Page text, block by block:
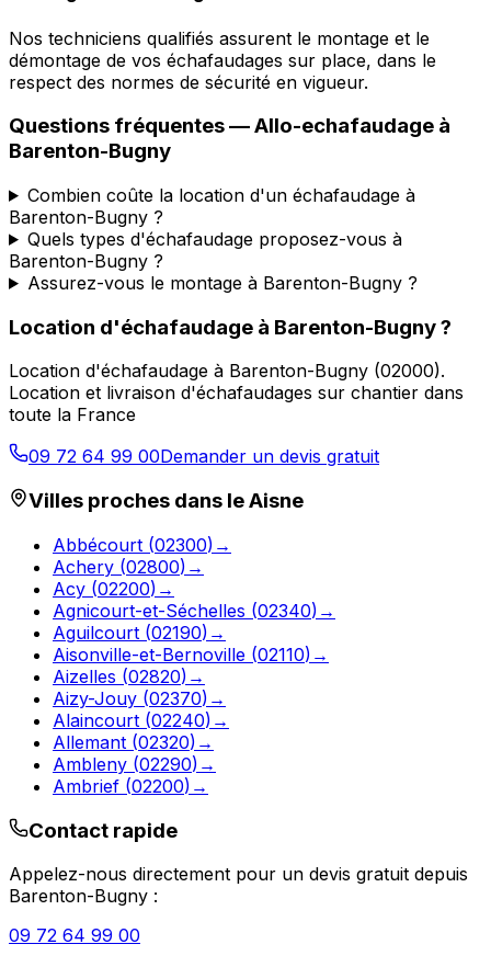
Nos techniciens qualifiés assurent le montage et le
démontage de vos échafaudages sur place, dans le
respect des normes de sécurité en vigueur.
Questions fréquentes —Allo-echafaudage à
Barenton-Bugny
Combien coûte la location d'un échafaudage à
Barenton-Bugny ?
Quels types d'échafaudage proposez-vous à
Barenton-Bugny ?
Assurez-vous le montage à Barenton-Bugny ?
Location d'échafaudage à Barenton-Bugny?
Location d'échafaudage à Barenton-Bugny (02000).
Location et livraison d'échafaudages sur chantier dans
toute la France
09 72 64 99 00Demander un devis gratuit
Villes proches dans leAisne
Abbécourt (02300) →
Achery (02800) →
Acy (02200) →
Agnicourt-et-Séchelles (02340) →
Aguilcourt (02190) →
Aisonville-et-Bernoville (02110) →
Aizelles (02820) →
Aizy-Jouy (02370) →
Alaincourt (02240) →
Allemant (02320) →
Ambleny (02290) →
Ambrief (02200) →
Contact rapide
Appelez-nous directement pour un devis gratuit depuis
Barenton-Bugny :
09 72 64 99 00